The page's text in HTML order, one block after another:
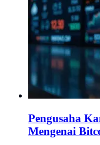
Pengusaha
Mengenai